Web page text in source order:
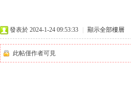
發表於 2024-1-24 09:53:33 顯示全部樓層
此帖僅作者可見